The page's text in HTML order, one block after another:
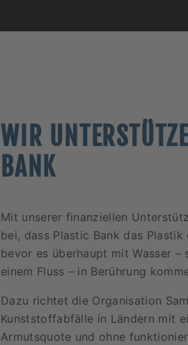
WIR
BANK
Mit unserer finanziellen
bei, dass Plastic Bank das Plastik
bevor es überhaupt mit Wasser –
einem Fluss – in Berührung
Dazu richtet die Organisation
Kunststoffabfälle in Ländern mit
Armutsquote und ohne